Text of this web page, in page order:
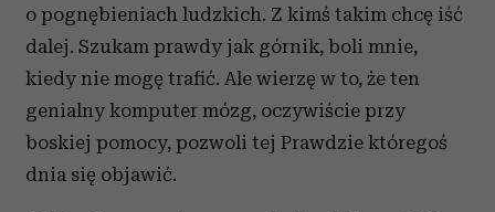
o pognębieniach ludzkich. Z kimś takim chcę iść
dalej. Szukam prawdy jak górnik, boli mnie,
kiedy nie mogę trafić. Ale wierzę w to, że ten
genialny komputer mózg, oczywiście przy
boskiej pomocy, pozwoli tej Prawdzie któregoś
dnia się objawić.